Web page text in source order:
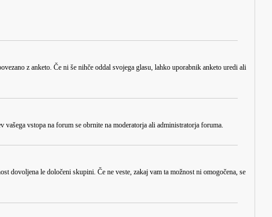
z anketo. Če ni še nihče oddal svojega glasu, lahko uporabnik anketo uredi ali
vstopa na forum se obrnite na moderatorja ali administratorja foruma.
dovoljena le določeni skupini. Če ne veste, zakaj vam ta možnost ni omogočena, se